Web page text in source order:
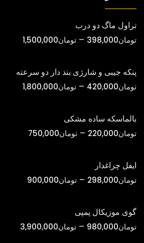
تراول ماگ دو درب
تومان398,000
– تومان1,500,000محدوده
پنکه جیبی و شارژی بند دار دو سرعته
تومان420,000
– تومان1,800,000محدوده
بالماسکه ساده مشکی
تومان220,000
– تومان750,000
تومان750,000
ایفل چراغدار
تومان298,000
– تومان900,000
تومان900,000
گوی موزیکال پمپی
تومان980,000
– تومان3,900,000